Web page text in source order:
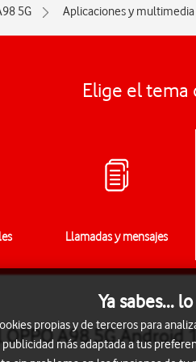
5G Aplicaciones y multimedia
Elige el tema
Llamadas y mensajes
A98 5G Android
Ya sabes...
propias y de terceros para
más adaptada a tus